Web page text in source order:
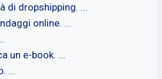
di dropshipping. ...
online. ...
un e-book. ...
...